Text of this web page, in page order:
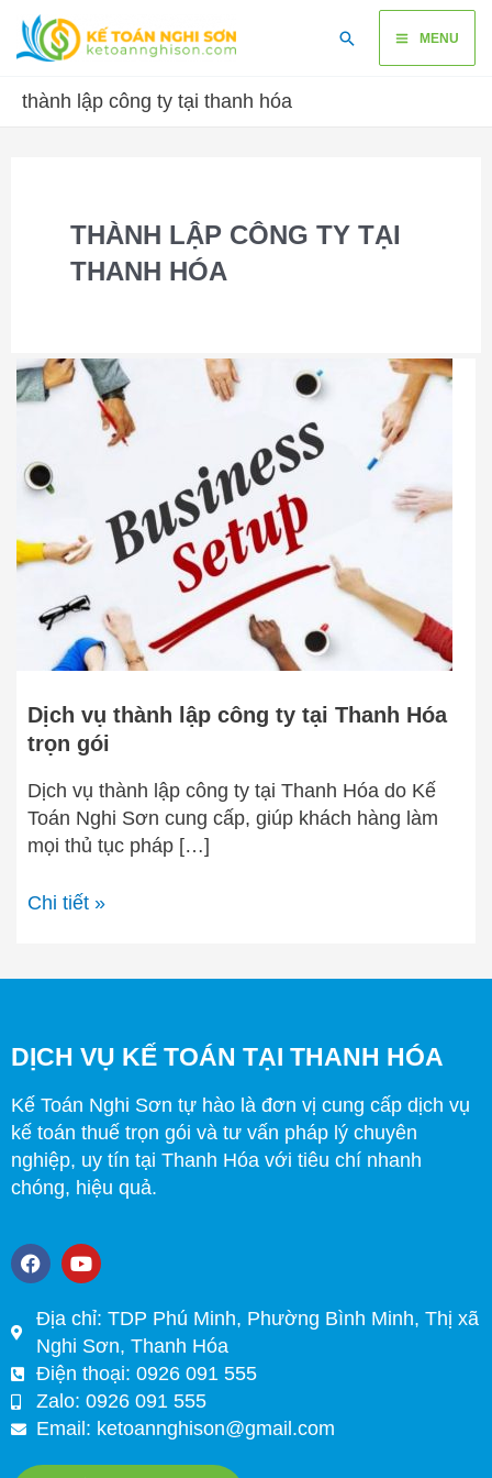
Skip
content
SearchMain
MENU
thành lập công ty tại thanh hóa
THÀNH LẬP CÔNG TY TẠI
THANH HÓA
Dịch vụ thành lập công ty tại Thanh Hóa
trọn gói
Dịch vụ thành lập công ty tại Thanh Hóa do Kế
Toán Nghi Sơn cung cấp, giúp khách hàng làm
mọi thủ tục pháp […]
Dịch
vụ
công
tại
Thanh
trọn
Chi tiết »
DỊCH VỤ KẾ TOÁN TẠI THANH HÓA
Kế Toán Nghi Sơn tự hào là đơn vị cung cấp dịch vụ
kế toán thuế trọn gói và tư vấn pháp lý chuyên
nghiệp, uy tín tại Thanh Hóa với tiêu chí nhanh
chóng, hiệu quả.
F
a
e
b
o
o
k
Y
o
t
u
b
e
Địa chỉ: TDP Phú Minh, Phường Bình Minh, Thị xã
Nghi Sơn, Thanh Hóa
Điện thoại: 0926 091 555
Zalo: 0926 091 555
Email: ketoannghison@gmail.com